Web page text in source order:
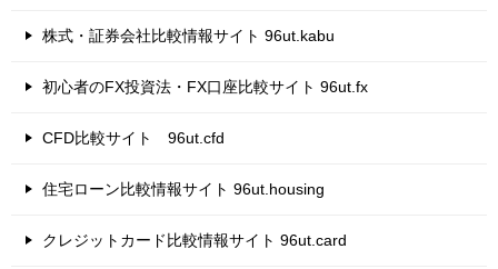
株式・証券会社比較情報サイト 96ut.kabu
初心者のFX投資法・FX口座比較サイト 96ut.fx
CFD比較サイト 96ut.cfd
住宅ローン比較情報サイト 96ut.housing
クレジットカード比較情報サイト 96ut.card